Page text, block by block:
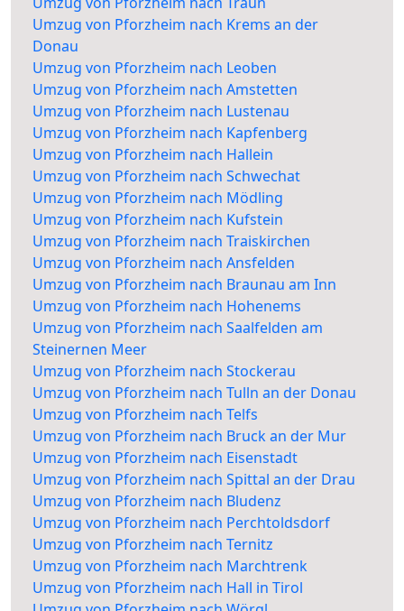
Umzug von Pforzheim nach Krems an der
Donau
Umzug von Pforzheim nach Leoben
Umzug von Pforzheim nach Amstetten
Umzug von Pforzheim nach Lustenau
Umzug von Pforzheim nach Kapfenberg
Umzug von Pforzheim nach Hallein
Umzug von Pforzheim nach Schwechat
Umzug von Pforzheim nach Mödling
Umzug von Pforzheim nach Kufstein
Umzug von Pforzheim nach Traiskirchen
Umzug von Pforzheim nach Ansfelden
Umzug von Pforzheim nach Braunau am Inn
Umzug von Pforzheim nach Hohenems
Umzug von Pforzheim nach Saalfelden am
Steinernen Meer
Umzug von Pforzheim nach Stockerau
Umzug von Pforzheim nach Tulln an der Donau
Umzug von Pforzheim nach Telfs
Umzug von Pforzheim nach Bruck an der Mur
Umzug von Pforzheim nach Eisenstadt
Umzug von Pforzheim nach Spittal an der Drau
Umzug von Pforzheim nach Bludenz
Umzug von Pforzheim nach Perchtoldsdorf
Umzug von Pforzheim nach Ternitz
Umzug von Pforzheim nach Marchtrenk
Umzug von Pforzheim nach Hall in Tirol